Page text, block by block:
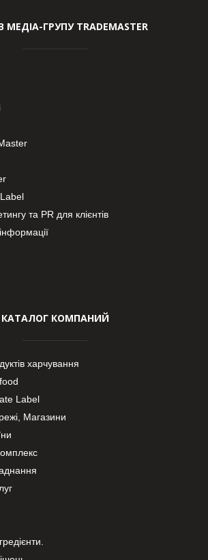
МЕДІА-ГРУПУ TRADEMASTER
та PR для клієнтів
КАТАЛОГ КОМПАНИЙ
харчування
Label
Магазини